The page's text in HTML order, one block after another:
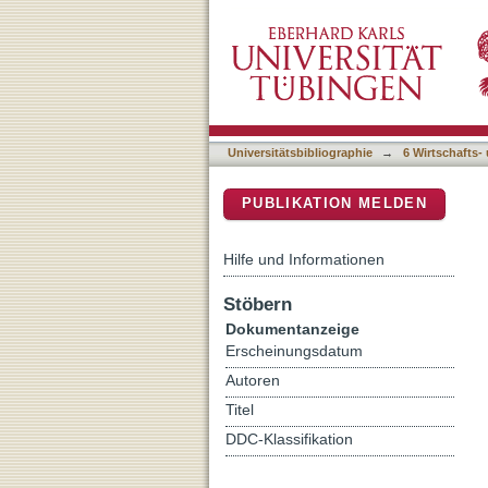
Das Personal in der
und Dienstleistungssektor
Universitätsbibliographie → 6 Wirtschafts-
PUBLIKATION MELDEN
Hilfe und Informationen
Stöbern
Dokumentanzeige
Erscheinungsdatum
Autoren
Titel
DDC-Klassifikation